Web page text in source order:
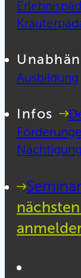
Ausbildung
Infos